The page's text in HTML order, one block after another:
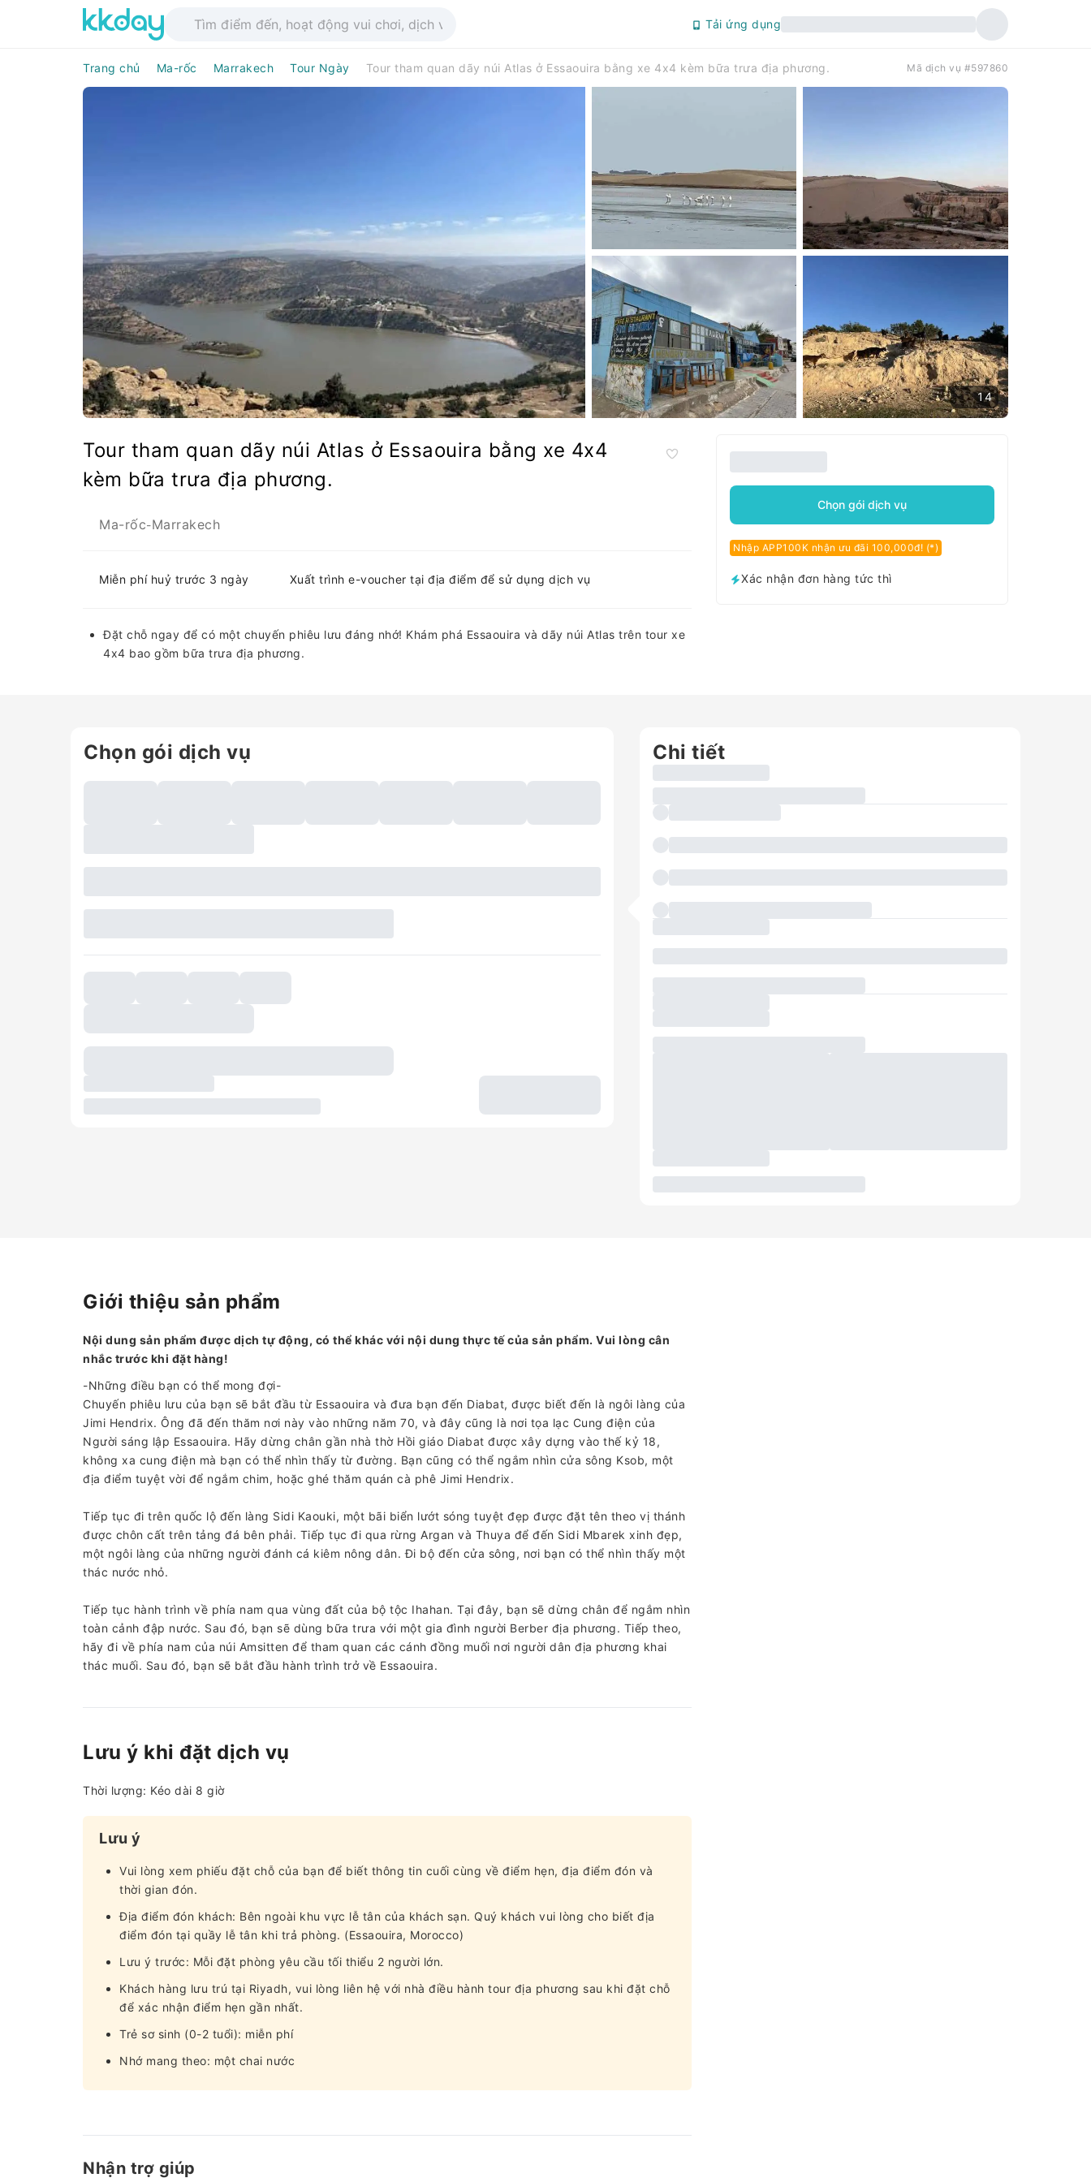
Tải ứng dụng
Trang chủ Ma-rốc Marrakech Tour Ngày Tour tham quan dãy núi Atlas ở Essaouira bằng xe 4x4 kèm bữa trưa địa phương. Mã dịch vụ #597860
14
Tour tham quan dãy núi Atlas ở Essaouira bằng xe 4x4
kèm bữa trưa địa phương.
Ma-rốc-Marrakech
Miễn phí huỷ trước 3 ngày Xuất trình e-voucher tại địa điểm để sử dụng dịch vụ
Đặt chỗ ngay để có một chuyến phiêu lưu đáng nhớ! Khám phá Essaouira và dãy núi Atlas trên tour xe
4x4 bao gồm bữa trưa địa phương.
Chọn gói dịch vụ
Nhập APP100K nhận ưu đãi 100,000đ! (*)
Xác nhận đơn hàng tức thì
Chọn gói dịch vụ Chi tiết
Giới thiệu sản phẩm
Nội dung sản phẩm được dịch tự động, có thể khác với nội dung thực tế của sản phẩm. Vui lòng cân
nhắc trước khi đặt hàng!
-Những điều bạn có thể mong đợi-
Chuyến phiêu lưu của bạn sẽ bắt đầu từ Essaouira và đưa bạn đến Diabat, được biết đến là ngôi làng của
Jimi Hendrix. Ông đã đến thăm nơi này vào những năm 70, và đây cũng là nơi tọa lạc Cung điện của
Người sáng lập Essaouira. Hãy dừng chân gần nhà thờ Hồi giáo Diabat được xây dựng vào thế kỷ 18,
không xa cung điện mà bạn có thể nhìn thấy từ đường. Bạn cũng có thể ngắm nhìn cửa sông Ksob, một
địa điểm tuyệt vời để ngắm chim, hoặc ghé thăm quán cà phê Jimi Hendrix.
Tiếp tục đi trên quốc lộ đến làng Sidi Kaouki, một bãi biển lướt sóng tuyệt đẹp được đặt tên theo vị thánh
được chôn cất trên tảng đá bên phải. Tiếp tục đi qua rừng Argan và Thuya để đến Sidi Mbarek xinh đẹp,
một ngôi làng của những người đánh cá kiêm nông dân. Đi bộ đến cửa sông, nơi bạn có thể nhìn thấy một
thác nước nhỏ.
Tiếp tục hành trình về phía nam qua vùng đất của bộ tộc Ihahan. Tại đây, bạn sẽ dừng chân để ngắm nhìn
toàn cảnh đập nước. Sau đó, bạn sẽ dùng bữa trưa với một gia đình người Berber địa phương. Tiếp theo,
hãy đi về phía nam của núi Amsitten để tham quan các cánh đồng muối nơi người dân địa phương khai
thác muối. Sau đó, bạn sẽ bắt đầu hành trình trở về Essaouira.
Lưu ý khi đặt dịch vụ
Thời lượng: Kéo dài 8 giờ
Lưu ý
Vui lòng xem phiếu đặt chỗ của bạn để biết thông tin cuối cùng về điểm hẹn, địa điểm đón và
thời gian đón.
Địa điểm đón khách: Bên ngoài khu vực lễ tân của khách sạn. Quý khách vui lòng cho biết địa
điểm đón tại quầy lễ tân khi trả phòng. (Essaouira, Morocco)
Lưu ý trước: Mỗi đặt phòng yêu cầu tối thiểu 2 người lớn.
Khách hàng lưu trú tại Riyadh, vui lòng liên hệ với nhà điều hành tour địa phương sau khi đặt chỗ
để xác nhận điểm hẹn gần nhất.
Trẻ sơ sinh (0-2 tuổi): miễn phí
Nhớ mang theo: một chai nước
Nhận trợ giúp